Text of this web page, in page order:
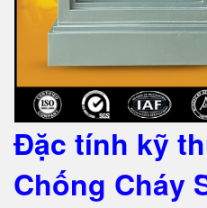
Đặc tính kỹ
Chống Cháy